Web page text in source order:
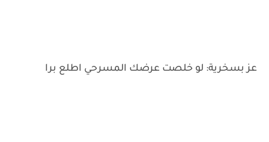
عز بسخرية: لو خلصت عرضك المسرحي اطلع برا